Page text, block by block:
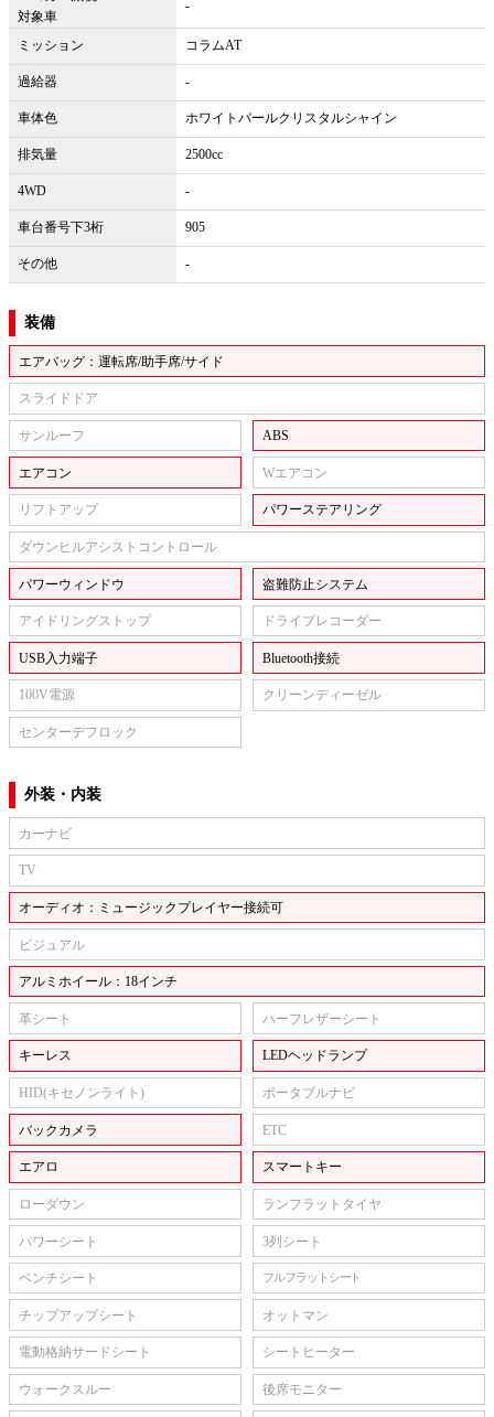
対象車
-
ミッション コラムAT
過給器 -
車体色 ホワイトパールクリスタルシャイン
排気量 2500cc
4WD -
車台番号下3桁 905
その他 -
装備
エアバッグ：運転席/助手席/サイド
スライドドア
サンルーフ ABS
エアコン Wエアコン
リフトアップ パワーステアリング
ダウンヒルアシストコントロール
パワーウィンドウ 盗難防止システム
アイドリングストップ ドライブレコーダー
USB入力端子 Bluetooth接続
100V電源 クリーンディーゼル
センターデフロック
外装・内装
カーナビ
TV
オーディオ：ミュージックプレイヤー接続可
ビジュアル
アルミホイール：18インチ
革シート ハーフレザーシート
キーレス LEDヘッドランプ
HID(キセノンライト) ポータブルナビ
バックカメラ ETC
エアロ スマートキー
ローダウン ランフラットタイヤ
パワーシート 3列シート
ベンチシート フルフラットシート
チップアップシート オットマン
電動格納サードシート シートヒーター
ウォークスルー 後席モニター